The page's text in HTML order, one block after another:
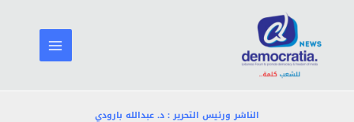
المحتوى
الناشر ورئيس التحرير : د. عبدالله بارودي